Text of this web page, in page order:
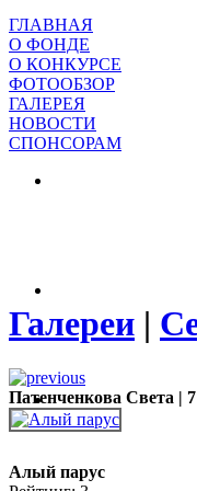
ГЛАВНАЯ
О ФОНДЕ
О КОНКУРСЕ
ФОТООБЗОР
ГАЛЕРЕЯ
НОВОСТИ
СПОНСОРАМ
Галереи |
Патенченкова Света |
Алый парус